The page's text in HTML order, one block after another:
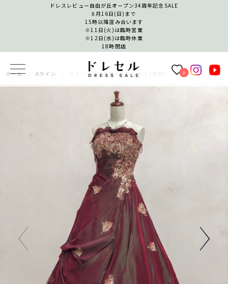
ドレスレビュー自由が丘オープン34周年記念SALE
8月16日(日)まで
15時以降混み合います
※11日(火)は臨時営業
※12日(水)は臨時休業
18時閉店
0
ホーム Aライン カラードレスご購入＆レンタル [完売] ボルドー